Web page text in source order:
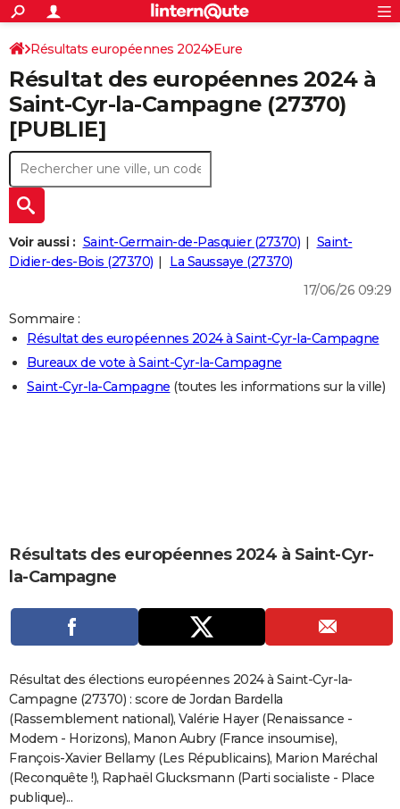
ACTUALITÉS
Politique
Société
Faits Divers
Education
Monde
Villes
+
SPORT
Coupe du monde 2026
Football
Tennis
Cyclisme
Rugby
Forum
CULTURE
Programme TV
TNT
Streaming
Cinéma
Sorties cinéma
Musique
+FINANCE
Retraite
Impôts
Epargne
Immobilier
Risques naturels par ville
Banque
Assurance
CréditAUTO
Essais
Réserver un essai
Citadines
Berlines
SUV
Forum auto
+HIGH-TECH
Mobiles
Meilleur smartphone
Internet
Ordinateurs
Jeux vidéo
Guide high-tech
+
BRICOLAGE
Forum
Aménagement intérieur
Extérieur
Cuisine
Salle de bains
Jardinage
Rangement
+
LIFESTYLE
Art de vivre
Bien-être
Loisirs
Mode
Modes de vie
SANTE
Alimentation
Guide de la santé
Maladies
Médicaments
Sommeil
VOYAGE
Carte de Noël
Carte Bonne année
Carte Saint-Valentin
Carte Pâques
Carte d'anniversaire
COPAINS D'AVANT
AVIS DE DÉCÈS
FORUM
Bricolage
Lifestyle
Culture
Sport
Auto
Television
Voyage
Cinema
S'inscrire
Connexion
Résultats européennes 2024 Eure
Résultat des européennes 2024 à
Saint-Cyr-la-Campagne (27370)
[PUBLIE]
Voir aussi : Saint-Germain-de-Pasquier (27370)
Saint-
Didier-des-Bois (27370)
La Saussaye (27370)
17/06/26 09:29
Sommaire :
Résultat des européennes 2024 à Saint-Cyr-la-Campagne
Bureaux de vote à Saint-Cyr-la-Campagne
Saint-Cyr-la-Campagne (toutes les informations sur la ville)
Résultats des européennes 2024 à Saint-Cyr-
la-Campagne
Résultat des élections européennes 2024 à Saint-Cyr-la-
Campagne (27370) : score de Jordan Bardella
(Rassemblement national), Valérie Hayer (Renaissance -
Modem - Horizons), Manon Aubry (France insoumise),
François-Xavier Bellamy (Les Républicains), Marion Maréchal
(Reconquête !), Raphaël Glucksmann (Parti socialiste - Place
publique)...